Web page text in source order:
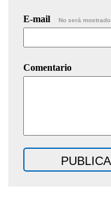
E-mail No será mostrado.
Comentario